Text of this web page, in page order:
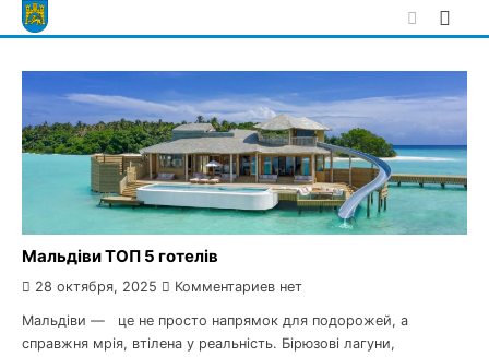
Skip
to
Мальдіви ТОП 5 готелів
28 октября, 2025 Комментариев нет
Мальдіви — це не просто напрямок для подорожей, а
справжня мрія, втілена у реальність. Бірюзові лагуни,